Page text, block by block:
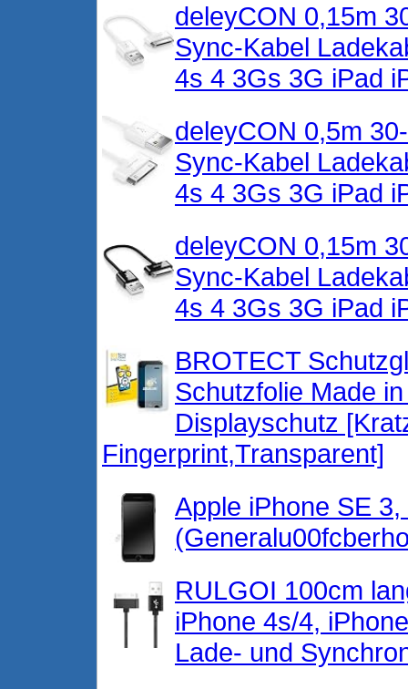
deleyCON 0,15m
Sync-Kabel
4s 4 3Gs 3G iPad
deleyCON 0,5m
Sync-Kabel
4s 4 3Gs 3G iPad
deleyCON 0,15m
Sync-Kabel
4s 4 3Gs 3G iPad
BROTECT
Schutzfolie Made
Displayschutz
Fingerprint,Transparent]
Apple iPhone SE
RULGOI 100cm
iPhone 4s/4,
Lade- und